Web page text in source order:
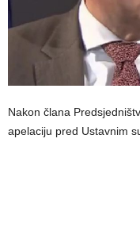
Nakon člana
apelaciju pred Ustavnim